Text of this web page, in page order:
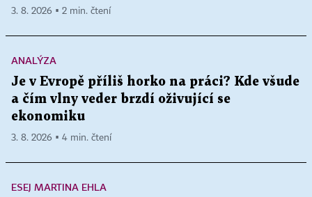
3. 8. 2026 ▪ 2 min. čtení
ANALÝZA
Je v Evropě příliš horko na práci? Kde všude
a čím vlny veder brzdí oživující se
ekonomiku
3. 8. 2026 ▪ 4 min. čtení
ESEJ MARTINA EHLA